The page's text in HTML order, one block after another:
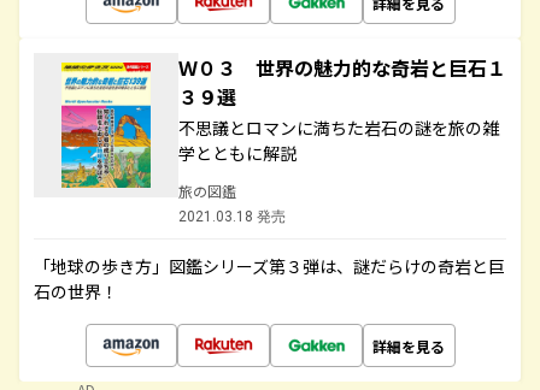
Ｗ０３ 世界の魅力的な奇岩と巨石１
３９選
不思議とロマンに満ちた岩石の謎を旅の雑
学とともに解説
旅の図鑑
2021.03.18 発売
「地球の歩き方」図鑑シリーズ第３弾は、謎だらけの奇岩と巨
石の世界！
詳細を見る